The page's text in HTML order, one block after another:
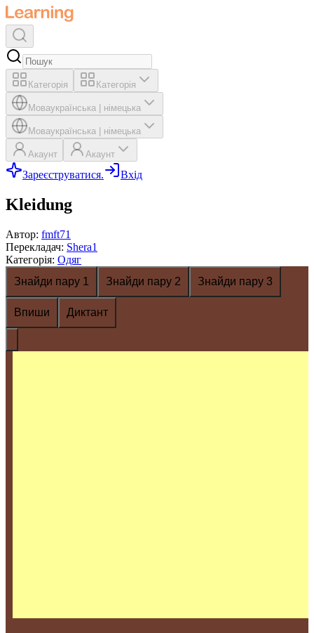
Категорія Категорія
Моваукраїнська німецька
Моваукраїнська німецька
Акаунт Акаунт
Зареєструватися. Вхід
Kleidung
Автор: fmft71
Перекладач: Shera1
Категорія: Одяг
Знайди пару 1
Знайди пару 2 Знайди пару 3
Впиши Диктант